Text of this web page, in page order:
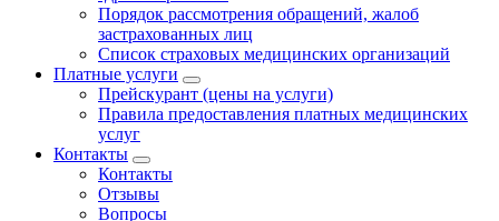
Порядок рассмотрения обращений, жалоб
застрахованных лиц
Список страховых медицинских организаций
Платные услуги
Прейскурант (цены на услуги)
Правила предоставления платных медицинских
услуг
Контакты
Контакты
Отзывы
Вопросы